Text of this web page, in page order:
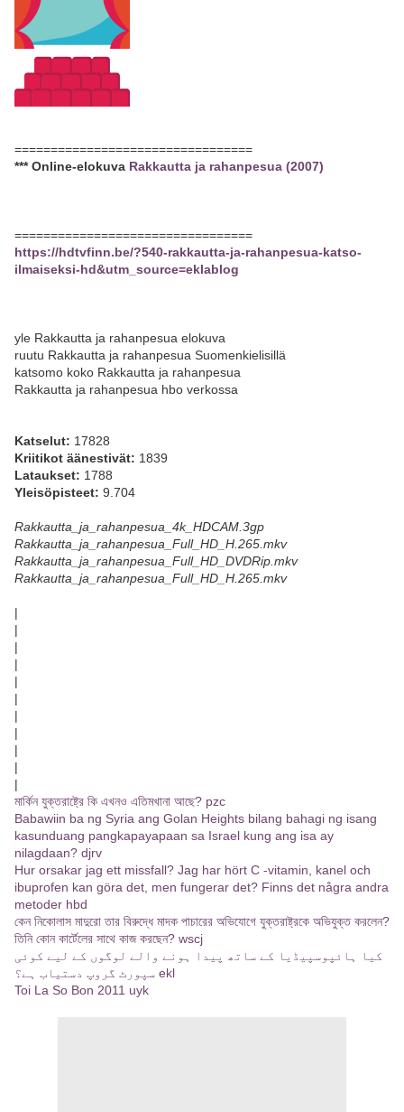
=================================
*** Online-elokuva Rakkautta ja rahanpesua (2007)
=================================
https://hdtvfinn.be/?540-rakkautta-ja-rahanpesua-katso-
ilmaiseksi-hd&utm_source=eklablog
yle Rakkautta ja rahanpesua elokuva
ruutu Rakkautta ja rahanpesua Suomenkielisillä
katsomo koko Rakkautta ja rahanpesua
Rakkautta ja rahanpesua hbo verkossa
Katselut: 17828
Kriitikot äänestivät: 1839
Lataukset: 1788
Yleisöpisteet: 9.704
Rakkautta_ja_rahanpesua_4k_HDCAM.3gp
Rakkautta_ja_rahanpesua_Full_HD_H.265.mkv
Rakkautta_ja_rahanpesua_Full_HD_DVDRip.mkv
Rakkautta_ja_rahanpesua_Full_HD_H.265.mkv
|
|
|
|
|
|
|
|
|
|
|
মার্কিন যুক্তরাষ্ট্রে কি এখনও এতিমখানা আছে? pzc
Babawiin ba ng Syria ang Golan Heights bilang bahagi ng isang
kasunduang pangkapayapaan sa Israel kung ang isa ay
nilagdaan? djrv
Hur orsakar jag ett missfall? Jag har hört C -vitamin, kanel och
ibuprofen kan göra det, men fungerar det? Finns det några andra
metoder hbd
কেন নিকোলাস মাদুরো তার বিরুদ্ধে মাদক পাচারের অভিযোগে যুক্তরাষ্ট্রকে অভিযুক্ত করলেন?
তিনি কোন কার্টেলের সাথে কাজ করছেন? wscj
کیا ہائپوسپیڈیا کے ساتھ پیدا ہونے والے لوگوں کے لیے کوئی
سپورٹ گروپ دستیاب ہے؟ ekl
Toi La So Bon 2011 uyk